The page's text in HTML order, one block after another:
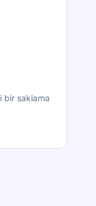
bir saklama